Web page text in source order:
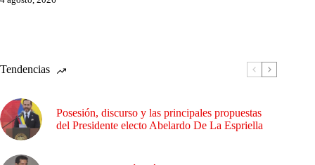
Tendencias
Posesión, discurso y las principales propuestas
del Presidente electo Abelardo De La Espriella